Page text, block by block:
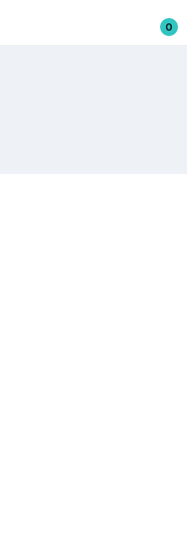
0